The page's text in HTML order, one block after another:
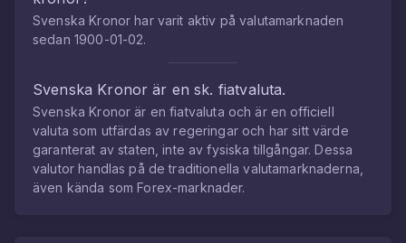
Svenska Kronor har varit aktiv på valutamarknaden
sedan 1900-01-02.
Svenska Kronor är en sk. fiatvaluta.
Svenska Kronor är en fiatvaluta och är en officiell
valuta som utfärdas av regeringar och har sitt värde
garanterat av staten, inte av fysiska tillgångar. Dessa
valutor handlas på de traditionella valutamarknaderna,
även kända som Forex-marknader.